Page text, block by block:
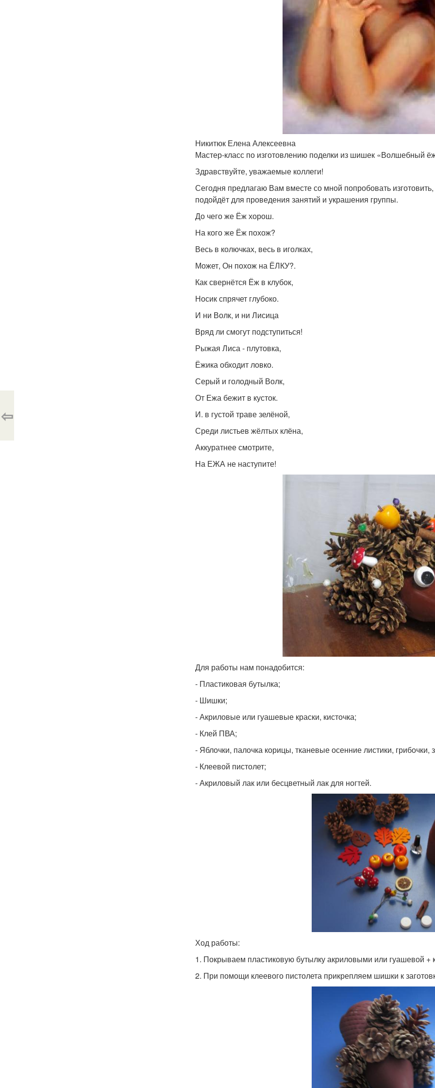
Никитюк Елена Алексеевна
Мастер-класс по изготовлению поделки из шишек «Волшебный
Здравствуйте, уважаемые коллеги!
Сегодня предлагаю Вам вместе со мной попробовать
подойдёт для проведения занятий и украшения группы.
До чего же Ёж хорош.
На кого же Ёж похож?
Весь в колючках, весь в иголках,
Может, Он похож на ЁЛКУ?.
Как свернётся Ёж в клубок,
Носик спрячет глубоко.
И ни Волк, и ни Лисица
Вряд ли смогут подступиться!
Рыжая Лиса - плутовка,
Ёжика обходит ловко.
Серый и голодный Волк,
От Ежа бежит в кусток.
И. в густой траве зелёной,
Среди листьев жёлтых клёна,
Аккуратнее смотрите,
На ЕЖА не наступите!
Для работы нам понадобится:
- Пластиковая бутылка;
- Шишки;
- Акриловые или гуашевые краски, кисточка;
- Клей ПВА;
- Яблочки, палочка корицы, тканевые осенние листики,
- Клеевой пистолет;
- Акриловый лак или бесцветный лак для ногтей.
Ход работы:
1. Покрываем пластиковую бутылку акриловыми или гуашевой +
2. При помощи клеевого пистолета прикрепляем шишки к
⇦